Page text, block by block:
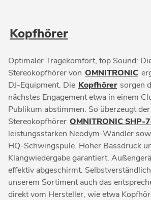
Kopfhörer
Optimaler Tragekomfort, top Sound:
Stereokopfhörer von OMNITRONIC
DJ-Equipment. Die Kopfhörer sorgen
nächstes Engagement etwa in einem
Publikum abstimmen. So überzeugt
Stereokopfhörer OMNITRONIC SHP-
leistungsstarken Neodym-Wandler
HQ-Schwingspule. Hoher Bassdruck
Klangwiedergabe garantiert.
effektiv abgeschirmt.
unserem Sortiment auch das
direkt vom Hersteller, wie etwa